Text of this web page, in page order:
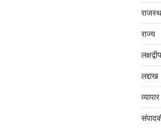
राज्य
लक्षद्वीप
लद्दाख
व्यापार